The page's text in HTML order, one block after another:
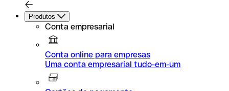
Produtos
Conta empresarial
Conta online para empresas
Uma conta empresarial tudo-em-um